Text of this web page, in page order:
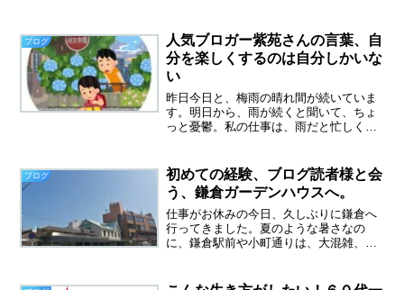
探しまくったけれど、どこにも見当たら
ず。どこまで飛んでいって...
ブログ
人気ブロガー紫苑さんの言葉、自
分を楽しくするのは自分しかいな
い
昨日今日と、梅雨の晴れ間が続いていま
す。明日から、雨が続くと聞いて、ちょ
っと憂鬱。私の仕事は、雨だと忙しくな
す。これからは、野菜果物も傷みやすく
なり、倍の神経を使いそう、...
ブログ
初めての経験、ブログ読者様と会
う、鎌倉ガーデンハウスへ。
仕事がお休みの今日、久しぶりに鎌倉へ
行ってきました。夏のような暑さなの
に、鎌倉駅前や小町通りは、大混雑、中
んでいなかったです。ブログの読者様に